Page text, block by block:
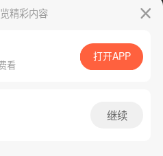
App免费看
腾漫App免费看
精彩内容
看
打开APP
继续